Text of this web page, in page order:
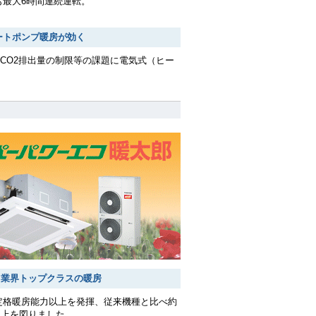
ポンプ暖房が効く
排出量の制限等の課題に電気式（ヒー
界トップクラスの暖房
暖房能力以上を発揮、従来機種と比べ約